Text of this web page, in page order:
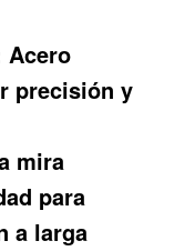
Acero
precisión y
mira
para
a larga